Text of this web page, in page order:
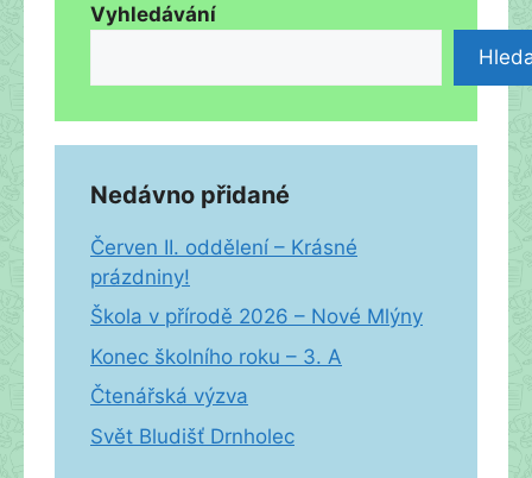
Vyhledávání
Nedávno přidané
Červen II. oddělení – Krásné
prázdniny!
Škola v přírodě 2026 – Nové Mlýny
Konec školního roku – 3. A
Čtenářská výzva
Svět Bludišť Drnholec